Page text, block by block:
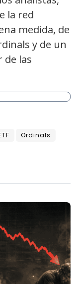
la red
medida, de
y de un
de las
Ordinals